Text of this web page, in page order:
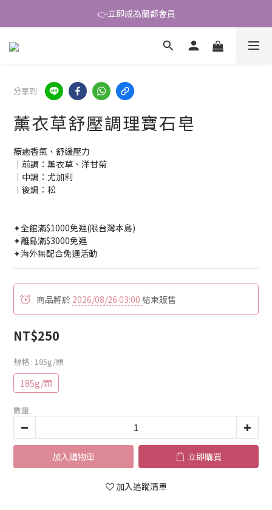
\ 好友大募集 /
👉立即成為蘭都會員
分享到
薰衣草舒壓調理寶石皂
療癒香氣、舒緩壓力
｜前調：薰衣草、洋甘菊
｜中調：尤加利
｜後調：松
✦全館滿$1000免運(限台灣本島)
✦離島滿$3000免運
✦海外無配合免運活動
商品將於 2026/08/26 03:00 結束販售
NT$250
規格 : 185g/顆
185g/顆
數量
加入購物車 立即購買
加入追蹤清單